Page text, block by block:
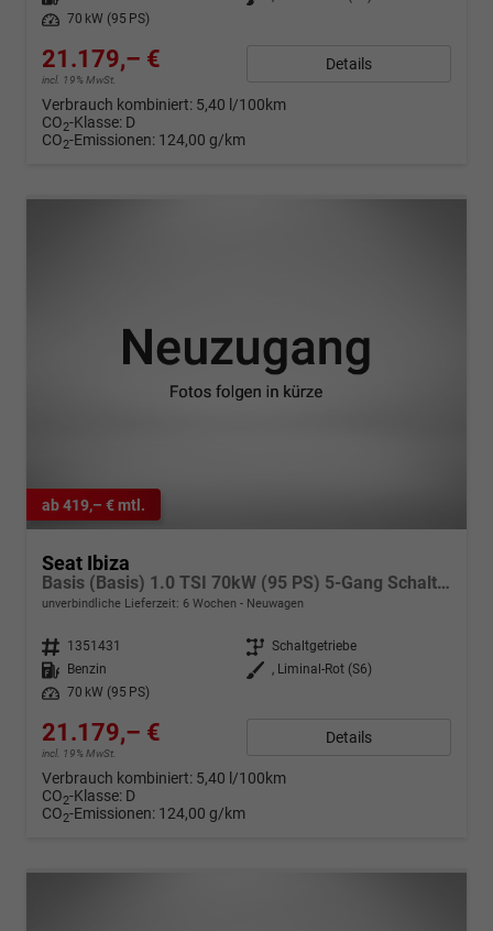
Leistung
70 kW (95 PS)
21.179,– €
incl. 19% MwSt.
Details
Verbrauch kombiniert: 5,40 l/100km
CO2-Klasse: D
CO2-Emissionen: 124,00 g/km
ab 419,– € mtl.
Seat Ibiza
Basis (Basis) 1.0 TSI 70kW (95 PS) 5-Gang Schaltgetriebe
unverbindliche Lieferzeit: 6 Wochen Neuwagen
Fahrzeugnr. 1351431 Getriebe Schaltgetriebe
Kraftstoff
Benzin Außenfarbe
, Liminal-Rot (S6)
Leistung
70 kW (95 PS)
21.179,– €
incl. 19% MwSt.
Details
Verbrauch kombiniert: 5,40 l/100km
CO2-Klasse: D
CO2-Emissionen: 124,00 g/km